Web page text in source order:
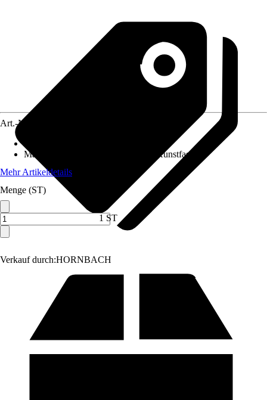
Verkauf durch:HORNBACH
Art.-Nr.
Material
Metall, Kunststoff, Stahl, Kunstfaser
Mehr Artikeldetails
Menge (ST)
1 ST